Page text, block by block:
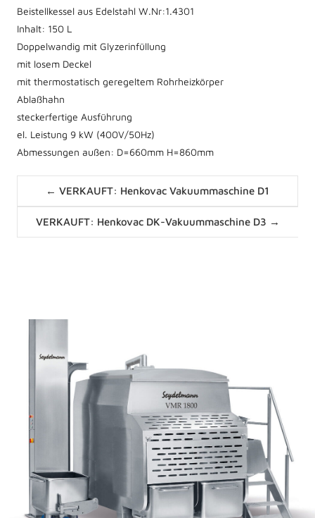
Beistellkessel aus Edelstahl W.Nr:1.4301
Inhalt: 150 L
Doppelwandig mit Glyzerinfüllung
mit losem Deckel
mit thermostatisch geregeltem Rohrheizkörper
Ablaßhahn
steckerfertige Ausführung
el. Leistung 9 kW (400V/50Hz)
Abmessungen außen: D=660mm H=860mm
navigation
← VERKAUFT: Henkovac Vakuummaschine D1
Posts
navigation
VERKAUFT: Henkovac DK-Vakuummaschine D3 →